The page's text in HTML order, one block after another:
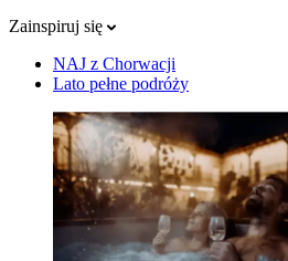
Zainspiruj się
NAJ z Chorwacji
Lato pełne podróży